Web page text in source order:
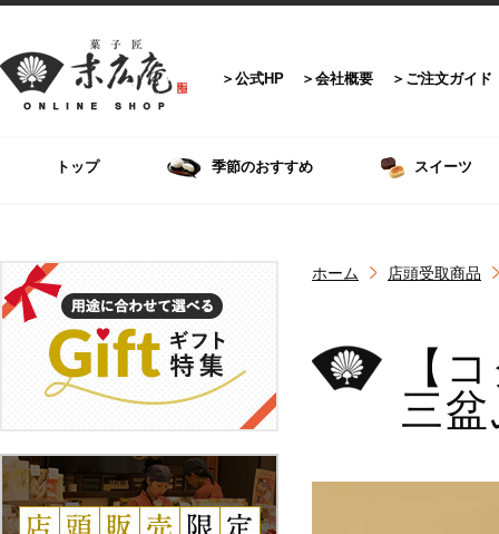
公式HP 会社概要 ご注文ガイド
トップ 季節のおすすめ スイーツ
ホーム 店頭受取商品
【
三